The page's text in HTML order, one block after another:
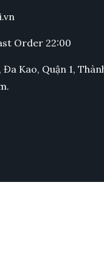
Order 22:00
Kao, Quận 1,